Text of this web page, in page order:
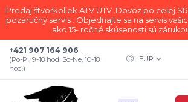
Predaj štvorkoliek ATV UTV .Dovoz po celej
pozáručný servis . Objednajte sa na servis
ako 15- ročné skúsenosti sú
EUR
+421 907 164 906
(Po-Pi, 9-18 hod. So-Ne, 10-18
hod.)